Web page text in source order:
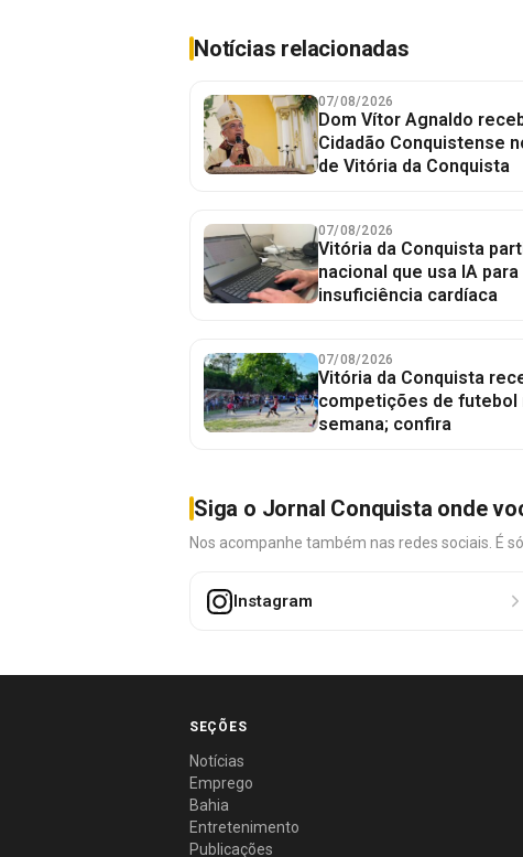
Notícias relacionadas
07/08/2026
Dom Vítor Agnaldo
Cidadão Conquistense
de Vitória da Conquista
07/08/2026
Vitória da Conquista
nacional que usa IA
insuficiência cardíaca
07/08/2026
Vitória da Conquista
competições de futebol
semana; confira
Siga o Jornal Conquista onde
Nos acompanhe também nas redes sociais. É
Instagram
SEÇÕES
Notícias
Emprego
Bahia
Entretenimento
Publicações